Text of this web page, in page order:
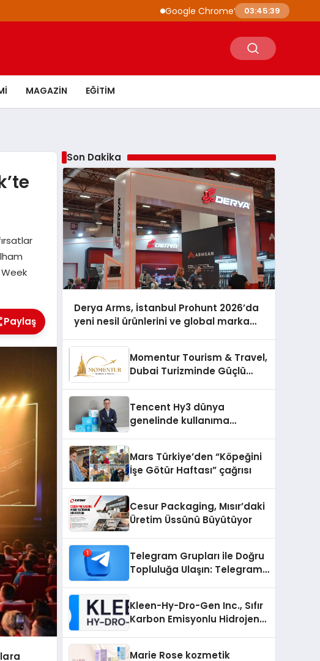
Google Chrome’a Yapay Zeka
03:45:40
MAGAZIN EĞITIM
Paylaş
Son Dakika
Derya Arms, İstanbul Prohunt 2026’da
yeni nesil ürünlerini ve global marka
Momentur Tourism & Travel,
Dubai Turizminde Güçlü
Tencent Hy3 dünya
genelinde kullanıma
Mars Türkiye’den “Köpeğini
İşe Götür Haftası” çağrısı
Cesur Packaging, Mısır’daki
Üretim Üssünü Büyütüyor
Telegram Grupları ile Doğru
Topluluğa Ulaşın: Telegram
Kleen-Hy-Dro-Gen Inc., Sıfır
Karbon Emisyonlu Hidrojen
Marie Rose kozmetik